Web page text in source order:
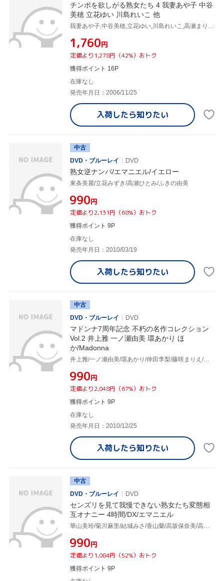
チンポを欲しがる熟女たち 4 我妻あや子 中谷
美穂 立花ゆい 川島れいこ 他
¥1,760円
定価より1,278円（42%）おトク
獲得ポイント 16P
在庫なし
発売年月日：2006/11/25
入荷したら知りたい
中古
DVD・ブルーレイ
DVD
熟女逆ナンパ/エマニエル/イエロー
東条美麗/立花みずき/高瀬ひとみ/ふきの由美
¥990円
定価より2,131円（68%）おトク
獲得ポイント 9P
在庫なし
発売年月日：2010/03/19
入荷したら知りたい
中古
DVD・ブルーレイ
DVD
マドンナ7周年記念 不朽の名作コレクション
Vol.2 井上雅 一ノ瀬由美 環あかり ほ
か/Madonna
井上雅/一ノ瀬由美/環あかり/倖田李梨/藤咲まりえ/立花瞳/橘未稀/真田ゆかり/紫彩乃/佐伯晴香/あずま樹/白咲蓮/上原留華/麻実ゆうか
¥990円
定価より2,048円（67%）おトク
獲得ポイント 9P
在庫なし
発売年月日：2010/12/25
入荷したら知りたい
中古
DVD・ブルーレイ
DVD
センズリを見て我慢できない熟女たち変態相
互オナニー 4時間/DX/エマニエル
華山美玲/菊川麻里/結城みさ/香山蘭/高坂保奈美/高島恭子/三咲恭子/秋川真里/小宮由梨絵/城エレン/真下礼子/星杏奈/蒼乃幸恵/美原咲子/宝来みずほ/北原夏美/北条美里/本庄瞳/麻布じゅん/柳田やよい/立花みずき/小滝沙由美/石橋ゆう子/森貴代美/仲田絵理/麻生ともよ
¥990円
定価より1,084円（52%）おトク
獲得ポイント 9P